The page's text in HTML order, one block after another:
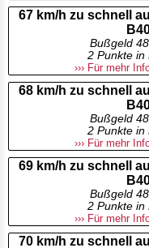
67 km/h zu schnell
Bußgeld
2 Punkte in
››› Für mehr
68 km/h zu schnell
Bußgeld
2 Punkte in
››› Für mehr
69 km/h zu schnell
Bußgeld
2 Punkte in
››› Für mehr
70 km/h zu schnell